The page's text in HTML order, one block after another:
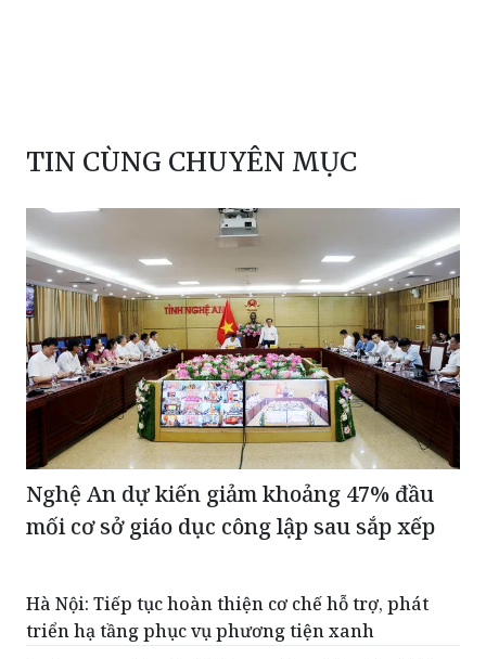
TIN CÙNG CHUYÊN MỤC
Nghệ An dự kiến giảm khoảng 47% đầu
mối cơ sở giáo dục công lập sau sắp xếp
Hà Nội: Tiếp tục hoàn thiện cơ chế hỗ trợ, phát
triển hạ tầng phục vụ phương tiện xanh